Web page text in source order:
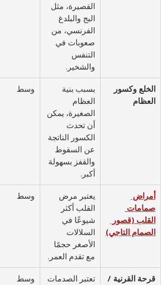
القصيرة، مثل
البج والبلدغ
الفرنسي، من
صعوبات في
التنفس
والشخير.
الخلع وكسور
العظام
بسبب بنية
العظام
الصغيرة، يمكن
أن تحدث
الكسور الناتجة
عن السقوط
والقفز بسهولة
أكبر.
وسط
أمراض
صمامات
القلب (قصور
الصمام التاجي)
يعتبر مرض
القلب أكثر
شيوعًا في
السلالات
الأصغر حجمًا
مع تقدم العمر.
وسط
قرحة القرنية /
تعتبر الصدمات
وسط